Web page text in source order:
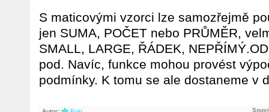
S maticovými vzorci lze samozřejmě
jen SUMA, POČET nebo PRŮMĚR,
SMALL, LARGE, ŘÁDEK,
pod. Navíc, funkce mohou provést
podmínky. K tomu se ale dostaneme v